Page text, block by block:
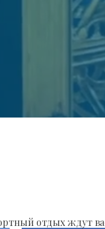
отдых ждут